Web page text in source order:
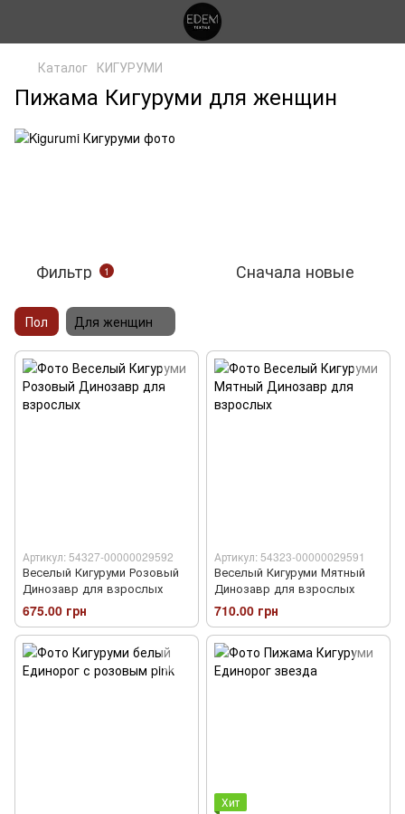
Каталог КИГУРУМИ
Пижама Кигуруми для женщин
Фильтр 1 Сначала новые
Пол Для женщин
Артикул: 54327-00000029592
Веселый Кигуруми Розовый
Динозавр для взрослых
675.00 грн
Артикул: 54323-00000029591
Веселый Кигуруми Мятный
Динозавр для взрослых
710.00 грн
Хит